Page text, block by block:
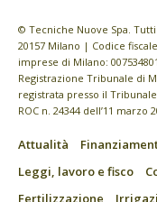
© Tecniche Nuove Spa.
20157 Milano | Codice
imprese di Milano:
Registrazione Tribunale di
registrata presso il
ROC n. 24344 dell’11 marzo
Attualità
Leggi, lavoro e fisco
Fertilizzazione